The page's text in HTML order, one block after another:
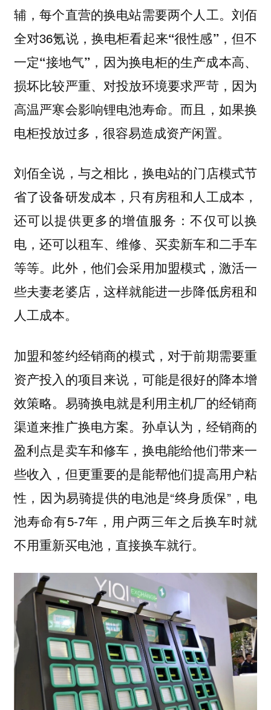
辅，每个直营的换电站需要两个人工。刘佰
全对36氪说， 换电柜看起来“很性感”，但不
一定“接地气” ，因为换电柜的生产成本高、
损坏比较严重、对投放环境要求严苛，因为
高温严寒会影响锂电池寿命。而且，如果换
电柜投放过多，很容易造成资产闲置。
刘佰全说，与之相比，换电站的门店模式节
省了设备研发成本，只有房租和人工成本，
还可以提供更多的增值服务：不仅可以换
电，还可以租车、维修、买卖新车和二手车
等等。此外，他们会采用加盟模式，激活一
些夫妻老婆店，这样就能进一步降低房租和
人工成本。
加盟和签约经销商的模式，对于前期需要重
资产投入的项目来说，可能是很好的降本增
效策略。易骑换电就是利用主机厂的经销商
渠道来推广换电方案。孙卓认为，经销商的
盈利点是卖车和修车，换电能给他们带来一
些收入，但更重要的是能帮他们提高用户粘
性，因为易骑提供的电池是“终身质保”，电
池寿命有5-7年，用户两三年之后换车时就
不用重新买电池，直接换车就行。